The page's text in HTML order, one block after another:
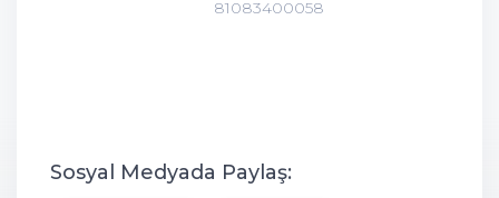
81083400058
Sosyal Medyada Paylaş: